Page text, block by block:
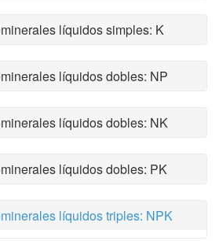
líquidos simples: K
líquidos dobles: NP
líquidos dobles: NK
líquidos dobles: PK
líquidos triples: NPK